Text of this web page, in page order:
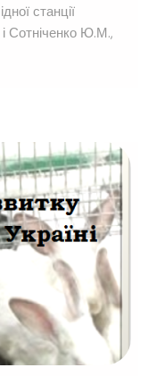
станції
Сотніченко Ю.М.,